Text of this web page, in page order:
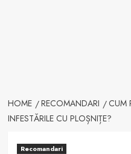
HOME RECOMANDARI
CUM
INFESTĂRILE CU PLOȘNIȚE?
Recomandari